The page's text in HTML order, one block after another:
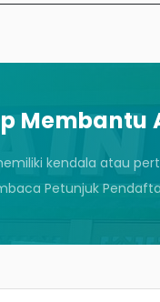
Membantu
kendala atau
Petunjuk